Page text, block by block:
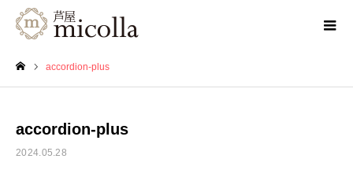
accordion-plus
accordion-plus
2024.05.28